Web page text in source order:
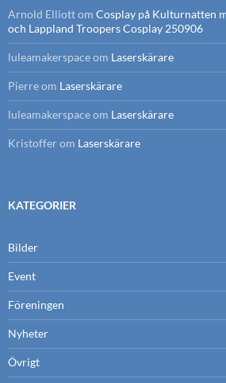
Arnold Elliottom Cosplay på Kulturnatten
och Lappland Troopers Cosplay 250906
luleamakerspaceom Laserskärare
Pierreom Laserskärare
luleamakerspaceom Laserskärare
Kristoffer om Laserskärare
KATEGORIER
Bilder
Event
Föreningen
Nyheter
Övrigt